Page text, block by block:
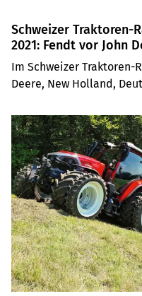
Schweizer Traktoren-
2021: Fendt vor John
New Holland, Deutz-
Massey Ferguson
Im Schweizer Traktoren-
Deere, New Holland,
zugelassen –291
Vorjahr. Und dies trotz